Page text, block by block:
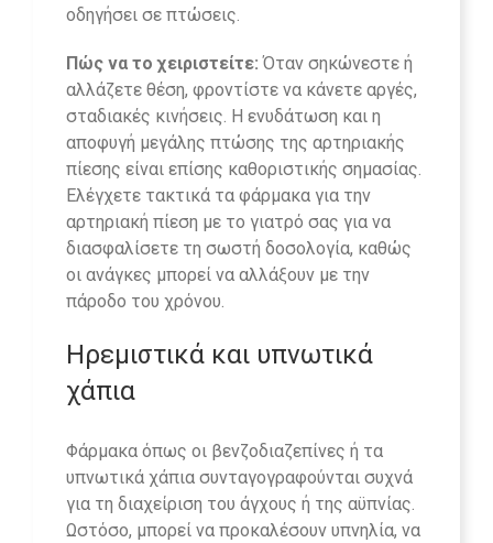
οδηγήσει σε πτώσεις.
Πώς να το χειριστείτε: Όταν σηκώνεστε ή
αλλάζετε θέση, φροντίστε να κάνετε αργές,
σταδιακές κινήσεις. Η ενυδάτωση και η
αποφυγή μεγάλης πτώσης της αρτηριακής
πίεσης είναι επίσης καθοριστικής σημασίας.
Ελέγχετε τακτικά τα φάρμακα για την
αρτηριακή πίεση με το γιατρό σας για να
διασφαλίσετε τη σωστή δοσολογία, καθώς
οι ανάγκες μπορεί να αλλάξουν με την
πάροδο του χρόνου.
Ηρεμιστικά και υπνωτικά
χάπια
Φάρμακα όπως οι βενζοδιαζεπίνες ή τα
υπνωτικά χάπια συνταγογραφούνται συχνά
για τη διαχείριση του άγχους ή της αϋπνίας.
Ωστόσο, μπορεί να προκαλέσουν υπνηλία, να